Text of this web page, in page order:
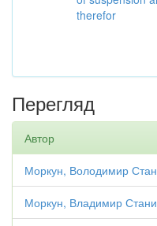
therefor
Перегляд
Автор
Моркун, Володимир
Моркун, Владимир